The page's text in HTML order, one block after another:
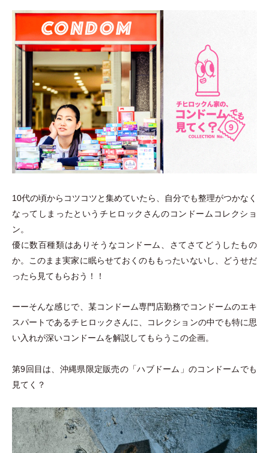
10代の頃からコツコツと集めていたら、自分でも整理がつかなく
なってしまったというチヒロックさんのコンドームコレクショ
ン。
優に数百種類はありそうなコンドーム、さてさてどうしたもの
か。このまま実家に眠らせておくのももったいないし、どうせだ
ったら見てもらおう！！
ーーそんな感じで、某コンドーム専門店勤務でコンドームのエキ
スパートであるチヒロックさんに、コレクションの中でも特に思
い入れが深いコンドームを解説してもらうこの企画。
第9回目は、沖縄県限定販売の 「ハブドーム 」のコンドームでも
見てく？